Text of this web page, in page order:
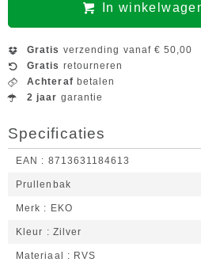
In
Gratis verzending vanaf € 50,00
Gratis retourneren
Achteraf betalen
2 jaar garantie
Specificaties
EAN 8713631184613
Prullenbak
Merk EKO
Kleur Zilver
Materiaal RVS